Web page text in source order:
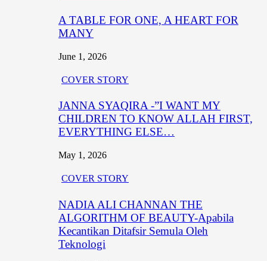
A TABLE FOR ONE, A HEART FOR
MANY
June 1, 2026
COVER STORY
JANNA SYAQIRA -”I WANT MY
CHILDREN TO KNOW ALLAH FIRST,
EVERYTHING ELSE…
May 1, 2026
COVER STORY
NADIA ALI CHANNAN THE
ALGORITHM OF BEAUTY-Apabila
Kecantikan Ditafsir Semula Oleh
Teknologi